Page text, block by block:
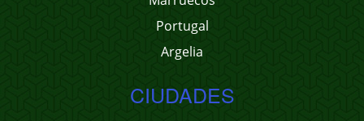
Portugal
Argelia
CIUDADES